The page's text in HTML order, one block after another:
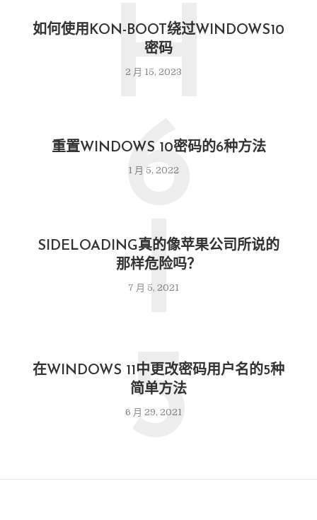
如何使用KON-BOOT绕过WINDOWS10
密码
2 月 15, 2023
H
重置WINDOWS 10密码的6种方法
1 月 5, 2022
6
SIDELOADING真的像苹果公司所说的
那样危险吗？
7 月 5, 2021
I
在WINDOWS 11中更改密码用户名的5种
简单方法
6 月 29, 2021
5